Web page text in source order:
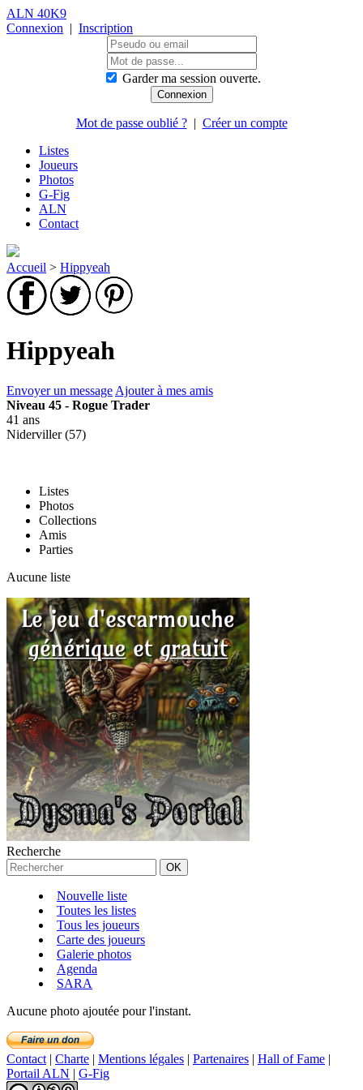
ALN 40K9
Connexion | Inscription
Garder ma session ouverte.
Mot de passe oublié ?| Créer un compte
Listes
Joueurs
Photos
G-Fig
ALN
Contact
Accueil > Hippyeah
Hippyeah
Envoyer un message Ajouter à mes amis
Niveau 45 - Rogue Trader
41 ans
Niderviller (57)
Listes
Photos
Collections
Amis
Parties
Aucune liste
Recherche
Nouvelle liste
Toutes les listes
Tous les joueurs
Carte des joueurs
Galerie photos
Agenda
SARA
Aucune photo ajoutée pour l'instant.
Contact | Charte | Mentions légales | Partenaires | Hall of Fame |
Portail ALN | G-Fig